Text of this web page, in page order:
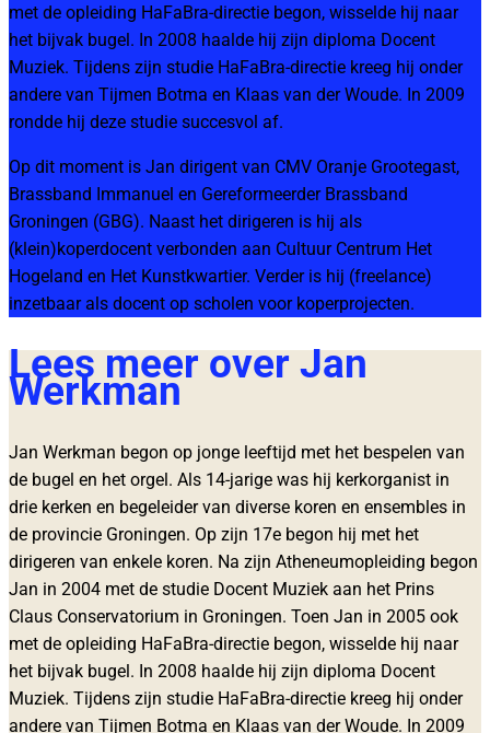
met de opleiding HaFaBra-directie begon, wisselde hij naar
het bijvak bugel. In 2008 haalde hij zijn diploma Docent
Muziek. Tijdens zijn studie HaFaBra-directie kreeg hij onder
andere van Tijmen Botma en Klaas van der Woude. In 2009
rondde hij deze studie succesvol af.
Op dit moment is Jan dirigent van CMV Oranje Grootegast,
Brassband Immanuel en Gereformeerder Brassband
Groningen (GBG). Naast het dirigeren is hij als
(klein)koperdocent verbonden aan Cultuur Centrum Het
Hogeland en Het Kunstkwartier. Verder is hij (freelance)
inzetbaar als docent op scholen voor koperprojecten.
Lees meer over Jan
Werkman
Jan Werkman begon op jonge leeftijd met het bespelen van
de bugel en het orgel. Als 14-jarige was hij kerkorganist in
drie kerken en begeleider van diverse koren en ensembles in
de provincie Groningen. Op zijn 17e begon hij met het
dirigeren van enkele koren. Na zijn Atheneumopleiding begon
Jan in 2004 met de studie Docent Muziek aan het Prins
Claus Conservatorium in Groningen. Toen Jan in 2005 ook
met de opleiding HaFaBra-directie begon, wisselde hij naar
het bijvak bugel. In 2008 haalde hij zijn diploma Docent
Muziek. Tijdens zijn studie HaFaBra-directie kreeg hij onder
andere van Tijmen Botma en Klaas van der Woude. In 2009